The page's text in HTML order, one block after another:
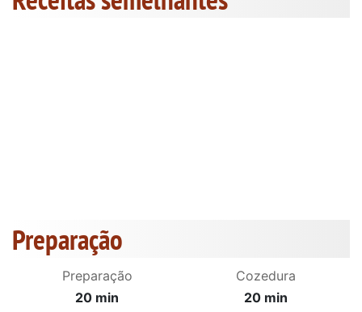
Preparação
Preparação
20 min
Cozedura
20 min